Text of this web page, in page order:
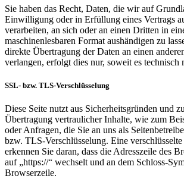
Sie haben das Recht, Daten, die wir auf
Einwilligung oder in Erfüllung eines Vertrags
verarbeiten, an sich oder an einen Dritten in
maschinenlesbaren Format aushändigen zu
direkte Übertragung der Daten an einen
verlangen, erfolgt dies nur, soweit es technisch
SSL- bzw. TLS-Verschlüsselung
Diese Seite nutzt aus Sicherheitsgründen und
Übertragung vertraulicher Inhalte, wie zum
oder Anfragen, die Sie an uns als
bzw. TLS-Verschlüsselung. Eine
erkennen Sie daran, dass die Adresszeile des
auf „https://“ wechselt und an dem Schloss-
Browserzeile.